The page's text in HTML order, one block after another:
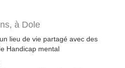
à Dole
lieu de vie partagé avec des
Handicap mental